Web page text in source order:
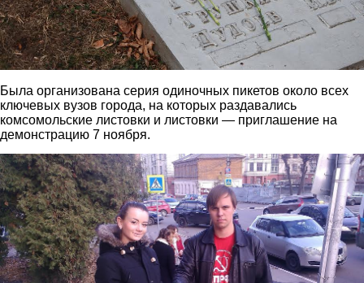
Была организована серия одиночных пикетов около всех
ключевых вузов города, на которых раздавались
комсомольские листовки и листовки — приглашение на
демонстрацию 7 ноября.
2.jpg